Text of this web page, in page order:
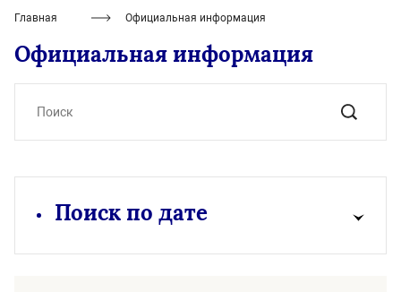
Главная Официальная информация
Официальная информация
Поиск по дате